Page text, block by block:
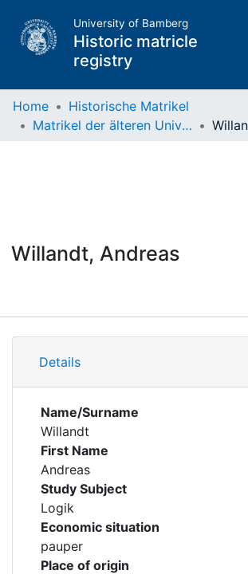
University of Bamberg
Historic matricle
registry
Home
Historische Matrikel
Matrikel der älteren Universität
Willandt, Andreas
Details
Details
Name/Surname
Willandt
First Name
Andreas
Study Subject
Logik
Economic situation
pauper
Place of origin